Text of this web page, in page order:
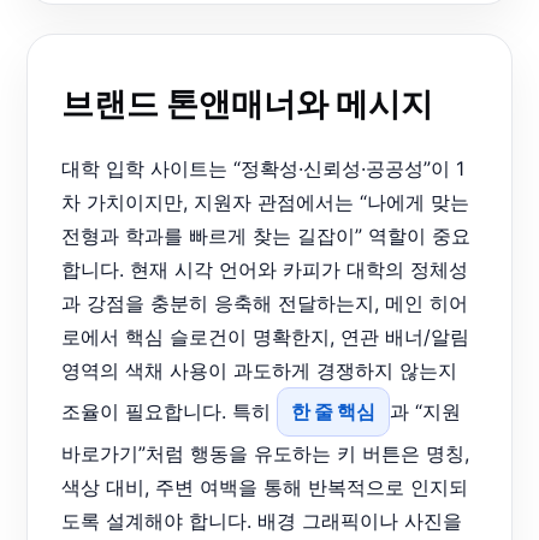
브랜드 톤앤매너와 메시지
대학 입학 사이트는 “정확성·신뢰성·공공성”이 1
차 가치이지만, 지원자 관점에서는 “나에게 맞는
전형과 학과를 빠르게 찾는 길잡이” 역할이 중요
합니다. 현재 시각 언어와 카피가 대학의 정체성
과 강점을 충분히 응축해 전달하는지, 메인 히어
로에서 핵심 슬로건이 명확한지, 연관 배너/알림
영역의 색채 사용이 과도하게 경쟁하지 않는지
조율이 필요합니다. 특히
한 줄 핵심
과 “지원
바로가기”처럼 행동을 유도하는 키 버튼은 명칭,
색상 대비, 주변 여백을 통해 반복적으로 인지되
도록 설계해야 합니다. 배경 그래픽이나 사진을